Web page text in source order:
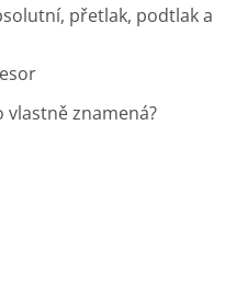
přetlak, podtlak a
znamená?